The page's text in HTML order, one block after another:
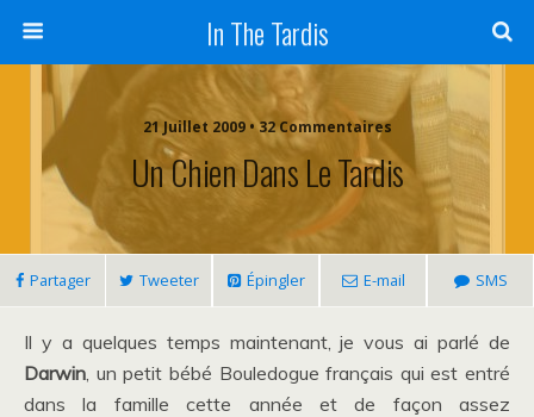
In The Tardis
21 Juillet 2009 • 32 Commentaires
Un Chien Dans Le Tardis
Partager Tweeter Épingler E-mail SMS
Il y a quelques temps maintenant, je vous ai parlé de
Darwin, un petit bébé Bouledogue français qui est entré
dans la famille cette année et de façon assez